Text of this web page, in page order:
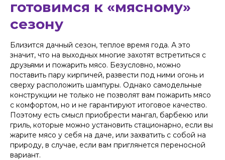
готовимся к «мясному»
сезону
Близится дачный сезон, теплое время года. А это
значит, что на выходных многие захотят встретиться с
друзьями и пожарить мясо. Безусловно, можно
поставить пару кирпичей, развести под ними огонь и
сверху расположить шампуры. Однако самодельные
конструкции не только не позволят вам пожарить мясо
с комфортом, но и не гарантируют итоговое качество.
Поэтому есть смысл приобрести мангал, барбекю или
гриль, которые можно установить стационарно, если вы
жарите мясо у себя на даче, или захватить с собой на
природу, в случае, если вам приглянется переносной
вариант.